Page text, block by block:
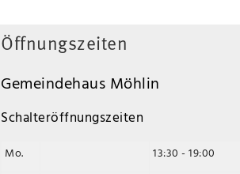
Öffnungszeiten
Gemeindehaus Möhlin
Schalteröffnungszeiten
Mo.
13:30 - 19:00